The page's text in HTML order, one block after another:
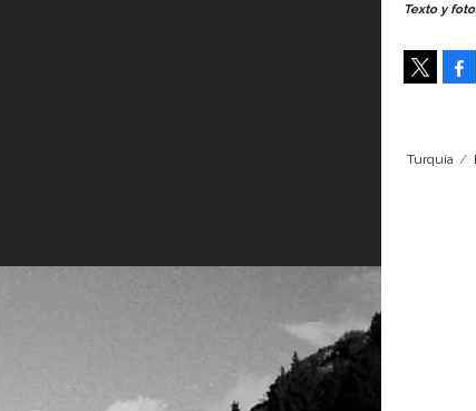
Turquía
Texto y